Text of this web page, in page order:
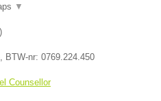
▼
)
, BTW-nr: 0769.224.450
Counsellor